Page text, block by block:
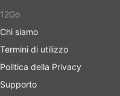
12Go
Chi siamo
Termini di utilizzo
Politica della Privacy
Supporto